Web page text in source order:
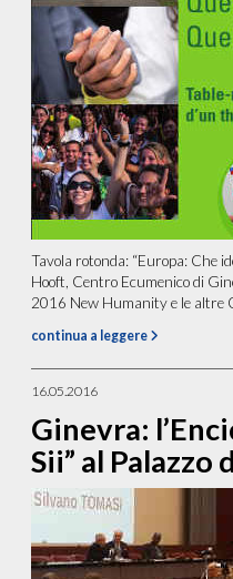
Tavola rotonda: “Europa: Che
Hooft, Centro Ecumenico di
2016 New Humanity e le altre
continua a leggere
16.05.2016
Ginevra:
Sii” al Palazzo